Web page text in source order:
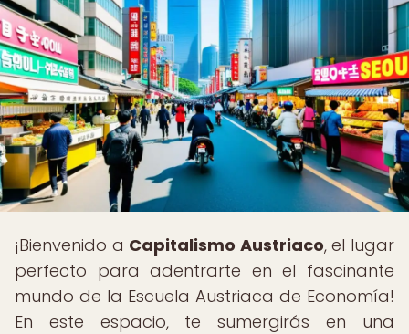
¡Bienvenido a Capitalismo Austriaco, el lugar
perfecto para adentrarte en el fascinante
mundo de la Escuela Austriaca de Economía!
En este espacio, te sumergirás en una